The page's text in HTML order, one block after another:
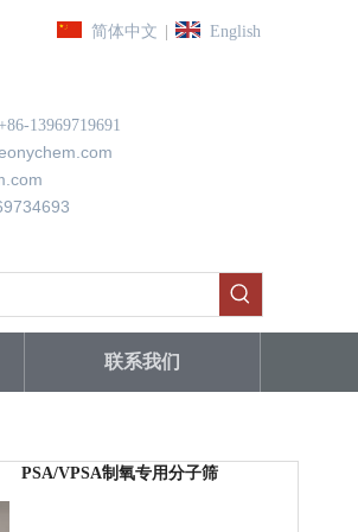
简体中文 English
13969719691
联系我们
PSA/VPSA制氧专用分子筛